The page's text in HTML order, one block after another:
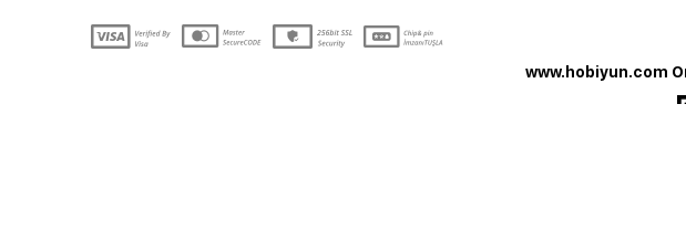
www.hobiyun.com